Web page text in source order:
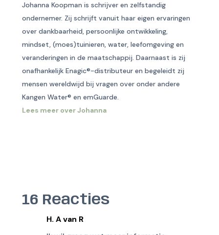
Johanna Koopman is schrijver en zelfstandig
ondernemer. Zij schrijft vanuit haar eigen ervaringen
over dankbaarheid, persoonlijke ontwikkeling,
mindset, (moes)tuinieren, water, leefomgeving en
veranderingen in de maatschappij. Daarnaast is zij
onafhankelijk Enagic®-distributeur en begeleidt zij
mensen wereldwijd bij vragen over onder andere
Kangen Water® en emGuarde.
Lees meer over Johanna
16 Reacties
H. A van R